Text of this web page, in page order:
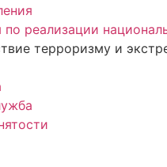
реализации
терроризму и